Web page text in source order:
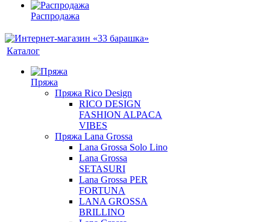
Распродажа
Каталог
Пряжа
Пряжа Rico Design
RICO DESIGN
FASHION ALPACA
VIBES
Пряжа Lana Grossa
Lana Grossa Solo Lino
Lana Grossa
SETASURI
Lana Grossa PER
FORTUNA
LANA GROSSA
BRILLINO